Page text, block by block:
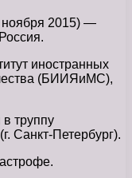
ноября 2015) —
иностранных
(БИИЯиМС),
труппу
Санкт-Петербург).